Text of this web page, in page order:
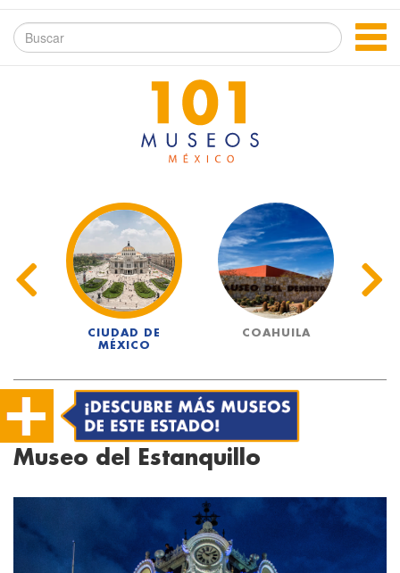
CIUDAD DE
MÉXICO
COAHUILA
Museo del Estanquillo